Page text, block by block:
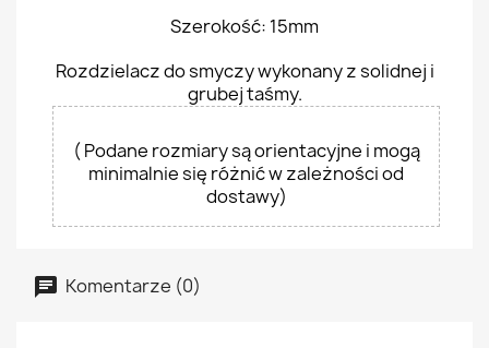
Szerokość: 15mm
Rozdzielacz do smyczy wykonany z solidnej i
grubej taśmy.
( Podane rozmiary są orientacyjne i mogą
minimalnie się różnić w zależności od
dostawy)
Komentarze (0)